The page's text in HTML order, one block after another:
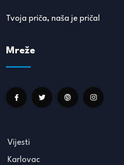
Tvoja priča, naša je priča!
Mreže
Vijesti
Karlovac